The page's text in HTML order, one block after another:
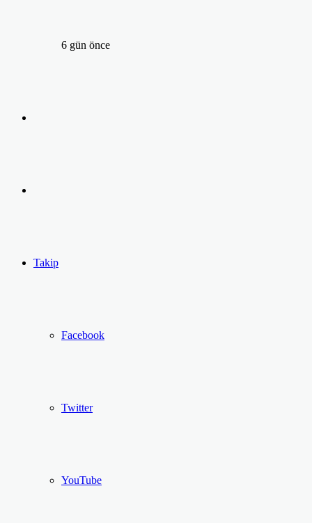
6 gün önce
...
Ol
Takip
Facebook
Twitter
YouTube